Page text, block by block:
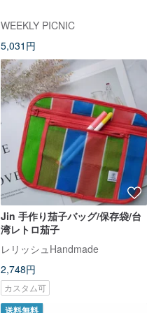
WEEKLY PICNIC
5,031円
Jin 手作り茄子バッグ/保存袋/台
湾レトロ茄子
レリッシュHandmade
2,748円
カスタム可
送料無料